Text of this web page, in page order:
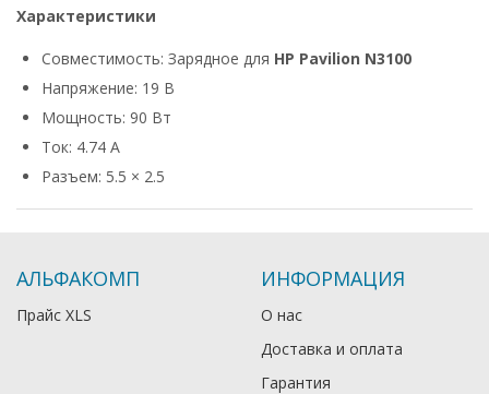
Характеристики
Совместимость: Зарядное для HP Pavilion N3100
Напряжение: 19 В
Мощность: 90 Вт
Ток: 4.74 А
Разъем: 5.5 × 2.5
АЛЬФАКОМП
Прайс XLS
ИНФОРМАЦИЯ
О нас
Доставка и оплата
Гарантия